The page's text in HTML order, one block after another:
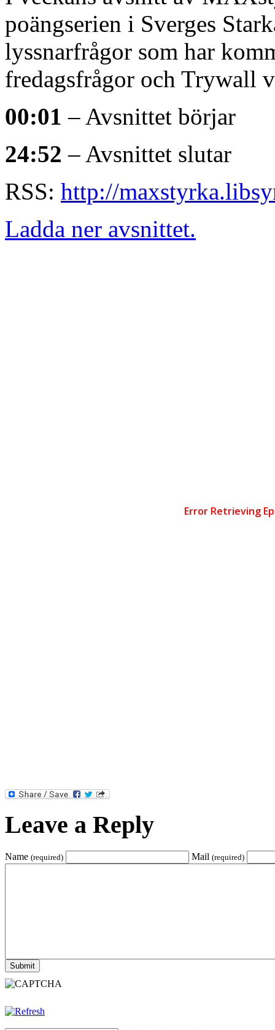
poängserien i Sverges
lyssnarfrågor som har
fredagsfrågor och Trywall
00:01 – Avsnittet börjar
24:52 – Avsnittet slutar
RSS: http://
Ladda ner avsnittet.
Leave a Reply
Name (required) Mail (required)